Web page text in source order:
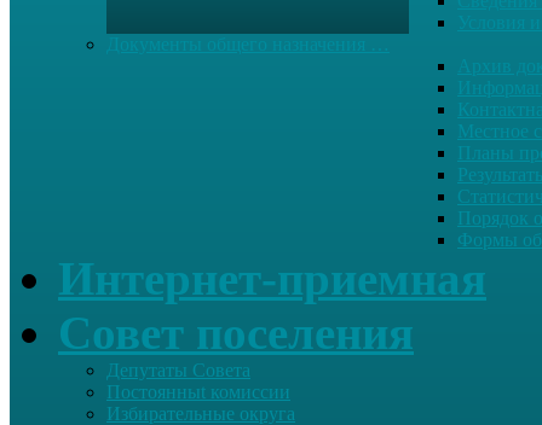
Архив
Местное
Планы
Порядок
Формы
Интернет-приемная
Совет поселения
Депутаты Совета
Постоянныt комиссии
Избирательные округа